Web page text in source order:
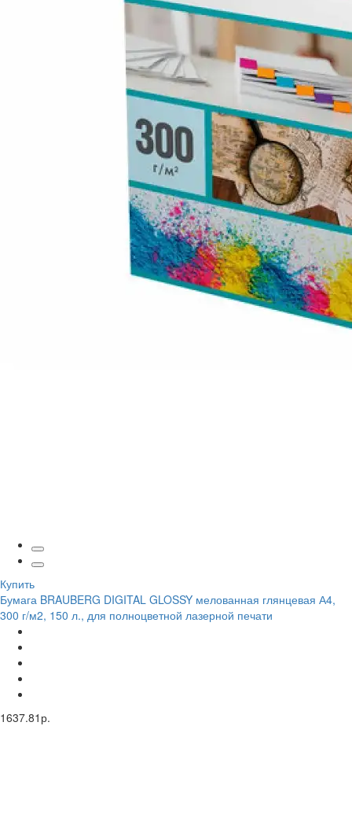
Купить
Бумага BRAUBERG DIGITAL GLOSSY мелованная глянцевая А4,
300 г/м2, 150 л., для полноцветной лазерной печати
1637.81р.